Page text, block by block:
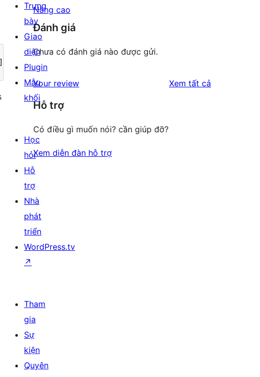
Nâng cao
Đánh giá
Chưa có đánh giá nào được gửi.
Your review Xem tất cả
Hỗ trợ
Có điều gì muốn nói? cần giúp đỡ?
Xem diễn đàn hỗ trợ
Trưng
bày
Giao
diện
Plugin
Mẫu
khối
Học
hỏi
Hỗ
trợ
Nhà
phát
triển
WordPress.tv
↗
Tham
gia
Sự
kiện
Quyên